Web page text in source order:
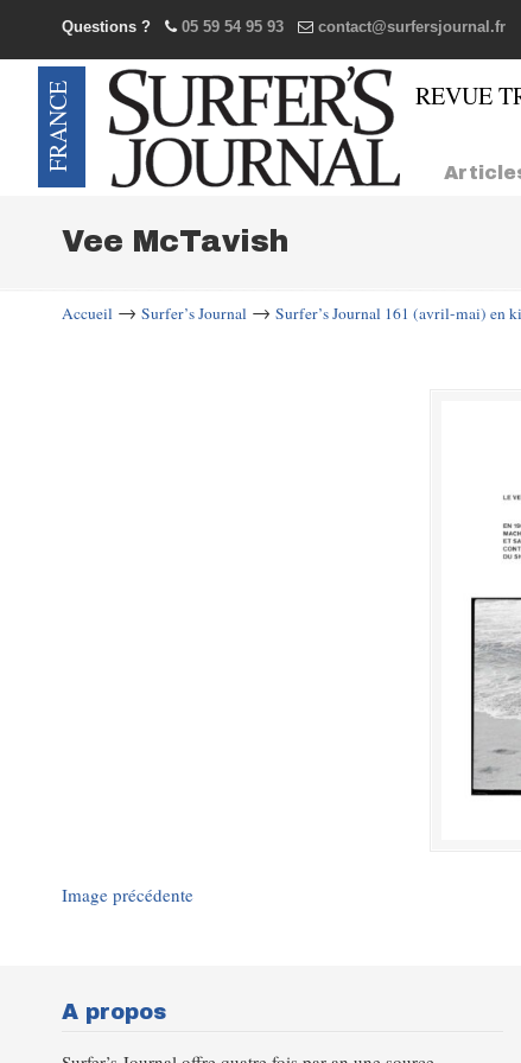
Questions ? 05 59 54 95 93 contact@surfersjournal.fr
Navigation
Vee McTavish
Accueil → Surfer’s Journal → Surfer’s Journal 161 (avril-mai) en
Image précédente
A propos